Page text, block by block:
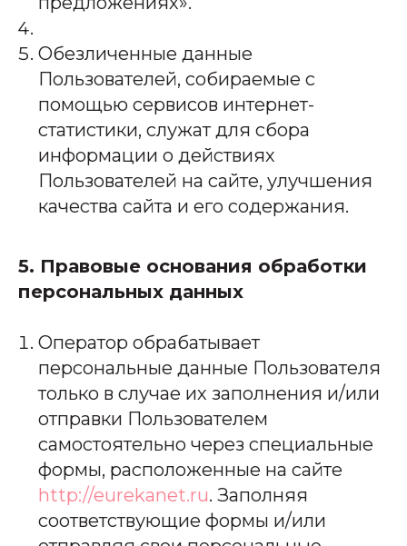
Обезличенные данные
Пользователей, собираемые с
помощью сервисов интернет-
статистики, служат для сбора
информации о действиях
Пользователей на сайте, улучшения
качества сайта и его содержания.
5. Правовые основания обработки
персональных данных
Оператор обрабатывает
персональные данные Пользователя
только в случае их заполнения и/или
отправки Пользователем
самостоятельно через специальные
формы, расположенные на сайте
http://eurekanet.ru. Заполняя
соответствующие формы и/или